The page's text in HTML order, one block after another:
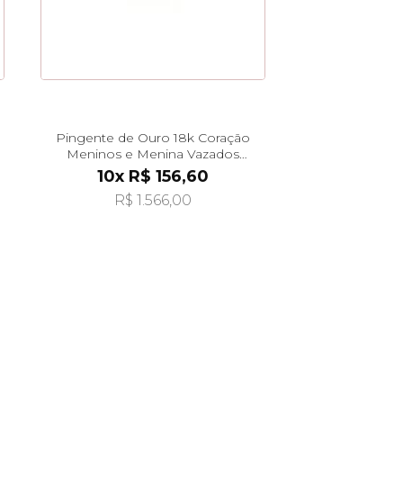
Pingente de Ouro 18k Coração
Meninos e Menina Vazados
pi24485
10x R$ 156,60
R$ 1.566,00